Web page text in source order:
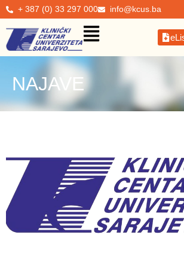
+ 387 (0) 33 297 000 info@kcus.ba
NAJAVE